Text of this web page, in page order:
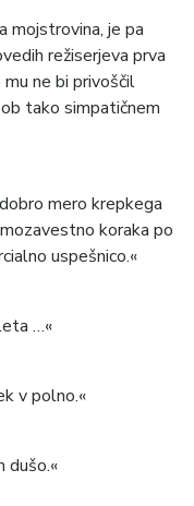
mojstrovina, je pa
režiserjeva prva
mu ne bi privoščil
tako simpatičnem
mero krepkega
koraka po
uspešnico.«
…«
v polno.«
dušo.«